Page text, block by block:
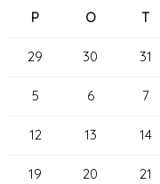
P O T
29 30 31
5 6 7
12 13 14
19 20 21